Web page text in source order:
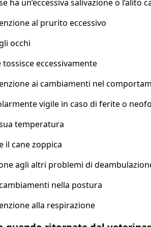
ha un’eccessiva salivazione o l’alito
al prurito eccessivo
occhi
tossisce eccessivamente
ai cambiamenti nel
vigile in caso di ferite o
temperatura
il cane zoppica
agli altri problemi di
nella postura
alla respirazione